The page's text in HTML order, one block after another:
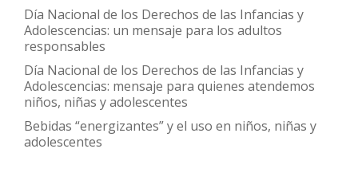
Día Nacional de los Derechos de las Infancias y
Adolescencias: un mensaje para los adultos
responsables
Día Nacional de los Derechos de las Infancias y
Adolescencias: mensaje para quienes atendemos
niños, niñas y adolescentes
Bebidas “energizantes” y el uso en niños, niñas y
adolescentes